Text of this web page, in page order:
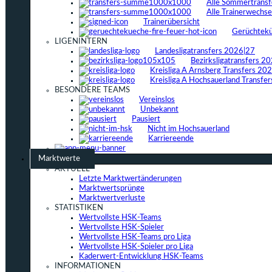
Alle
Alle
Trainerübersicht
LIGENINTERN
Landesligatransfers 2026|27
Bezirksligatransfers
Kreisliga A Arnsberg Transfers
Kreisliga A Hochsauerland
BESONDERE TEAMS
Vereinslos
Unbekannt
Pausiert
Nicht im Hochsauerland
Karriereende
Marktwerte
AKTUELL
Letzte Marktwertänderungen
Marktwertsprünge
Marktwertverluste
STATISTIKEN
Wertvollste HSK-Teams
Wertvollste HSK-Spieler
Wertvollste HSK-Teams pro Liga
Wertvollste HSK-Spieler pro Liga
Kaderwert-Entwicklung HSK-Teams
INFORMATIONEN